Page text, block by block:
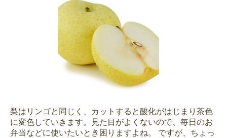
梨はリンゴと同じく、カットすると酸化がはじまり茶色
に変色していきます。見た目がよくないので、毎日のお
弁当などに使いたいとき困りますよね。 ですが、ちょっ